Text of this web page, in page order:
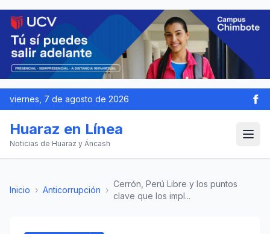
viernes, 7 de agosto de 2026
Huaraz en Línea
Noticias de Huaraz y Áncash
Inicio › Anticorrupción ›
Cerrón, Perú Libre y los puntos
clave que los impl...